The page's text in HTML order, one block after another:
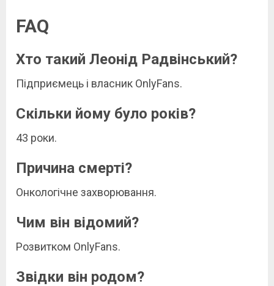
FAQ
Хто такий Леонід Радвінський?
Підприємець і власник OnlyFans.
Скільки йому було років?
43 роки.
Причина смерті?
Онкологічне захворювання.
Чим він відомий?
Розвитком OnlyFans.
Звідки він родом?